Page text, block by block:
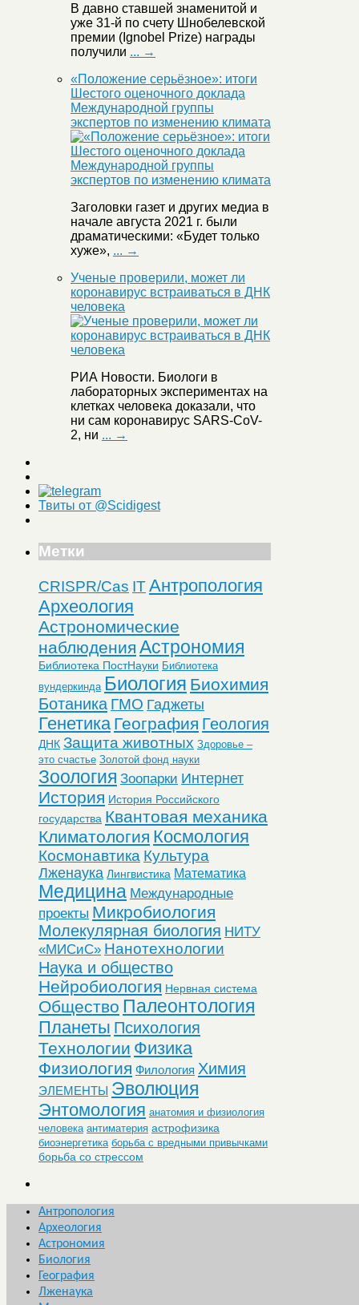
В давно ставшей знаменитой и
уже 31-й по счету Шнобелевской
премии (Ignobel Prize) награды
получили ... →
«Положение серьёзное»: итоги
Шестого оценочного доклада
Международной группы
экспертов по изменению климата
Заголовки газет и других медиа в
начале августа 2021 г. были
драматическими: «Будет только
хуже», ... →
Ученые проверили, может ли
коронавирус встраиваться в ДНК
человека
РИА Новости. Биологи в
лабораторных экспериментах на
клетках человека доказали, что
ни сам коронавирус SARS-CoV-
2, ни ... →
Твиты от @Scidigest
Метки
CRISPR/Cas ITАнтропология
Археология
Астрономические
наблюдения Астрономия
Библиотека ПостНауки Библиотека
вундеркинда Биология Биохимия
Ботаника ГМО Гаджеты
Генетика География Геология
ДНК Защита животных Здоровье –
это счастье Золотой фонд науки
Зоология Зоопарки Интернет
История История Российского
государства Квантовая механика
Климатология Космология
Космонавтика Культура
Лженаука Лингвистика Математика
Медицина Международные
проекты Микробиология
Молекулярная биология НИТУ
«МИСиС» Нанотехнологии
Наука и общество
Нейробиология Нервная система
Общество Палеонтология
Планеты Психология
Технологии Физика
Физиология Филология Химия
ЭЛЕМЕНТЫ Эволюция
Энтомология анатомия и физиология
человека антиматерия астрофизика
биоэнергетика борьба с вредными привычками
борьба со стрессом
Антропология
Археология
Астрономия
Биология
География
Лженаука